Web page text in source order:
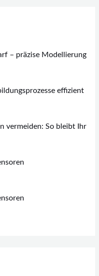
– präzise Modellierung
effizient
vermeiden: So bleibt Ihr